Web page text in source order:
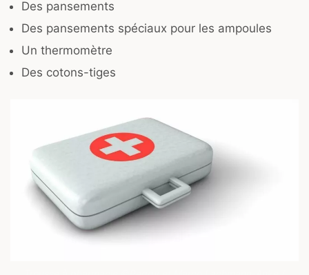
Des pansements
Des pansements spéciaux pour les ampoules
Un thermomètre
Des cotons-tiges